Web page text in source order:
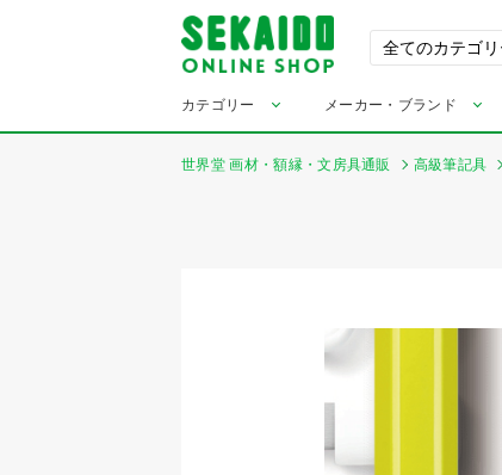
カテゴリー メーカー・ブランド
世界堂 画材・額縁・文房具通販 高級筆記具